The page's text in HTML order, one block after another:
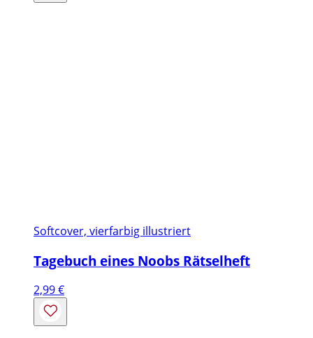
Softcover, vierfarbig illustriert
Tagebuch eines Noobs Rätselheft
2,99€